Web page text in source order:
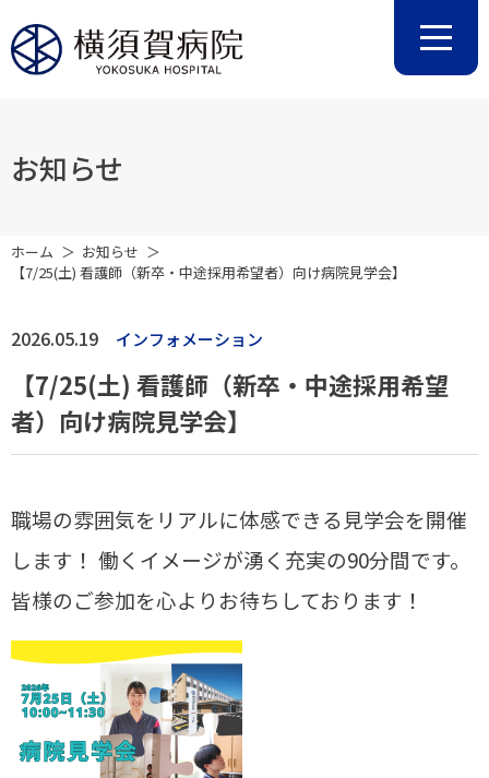
お知らせ
ホーム
お知らせ
【7/25(土) 看護師（新卒・中途採用希望者）向け病院見学会】
2026.05.19 インフォメーション
【7/25(土) 看護師（新卒・中途採用希望
者）向け病院見学会】
職場の雰囲気をリアルに体感できる見学会を開催
します！ 働くイメージが湧く充実の90分間です。
皆様のご参加を心よりお待ちしております！